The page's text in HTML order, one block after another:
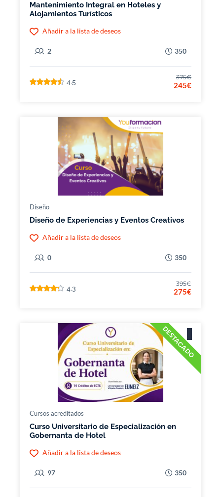
Mantenimiento Integral en Hoteles y
Alojamientos Turísticos
Añadir a la lista de deseos
2 350
4.5
375€
245€
Diseño
Diseño de Experiencias y Eventos Creativos
Añadir a la lista de deseos
0 350
4.3
395€
275€
DESTACADO
Cursos acreditados
Curso Universitario de Especialización en
Gobernanta de Hotel
Añadir a la lista de deseos
97 350